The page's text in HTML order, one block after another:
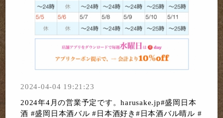
2024-04-04 19:21:23
2024年4月の営業予定です。harusake.jp#盛岡日本
酒 #盛岡日本酒バル #日本酒好き#日本酒バル晴ル #